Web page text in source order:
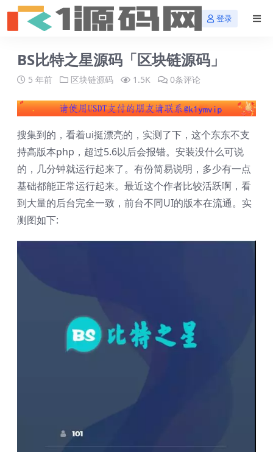
登录
BS比特之星源码「区块链源码」
5 年前 区块链源码 1.5K 0条评论
搜集到的，看着ui挺漂亮的，实测了下，这个东东不支
持高版本php，超过5.6以后会报错。安装没什么可说
的，几分钟就运行起来了。有份简易说明，多少有一点
基础都能正常运行起来。最近这个作者比较活跃啊，看
到大量的后台完全一致，前台不同UI的版本在流通。实
测图如下: